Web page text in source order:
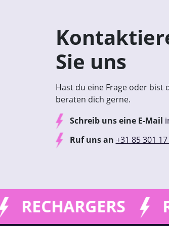
Sie uns
Hast du eine Frage oder bist
beraten dich gerne.
Schreib uns eine E-Mail
Ruf uns an +31 85 301